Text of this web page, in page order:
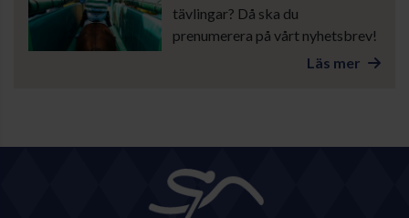
tävlingar? Då ska du
prenumerera på vårt nyhetsbrev!
Läs mer